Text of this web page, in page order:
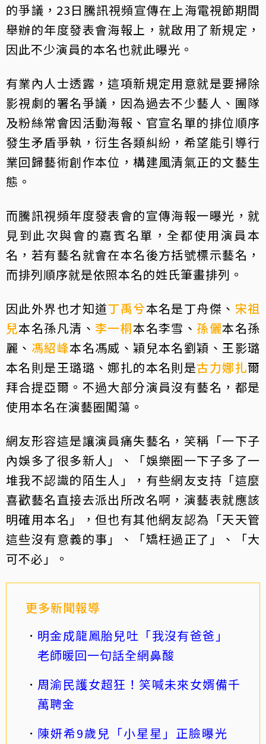
的爭議，23日騰訊視頻宣傳在上海電視節期間
舉辦的年度發表會海報上，就啟用了新規定，
因此不少演員的本名也就此曝光。
有業內人士透露，這項新規定用意就是要掃除
影視劇的署名爭議，因為過去不少藝人、團隊
及粉絲常會因活動海報、官宣名單的排位順序
發生矛盾爭執，衍生各類糾紛，希望能引導行
業回歸藝術創作本位，構建風清氣正的文藝生
態。
而騰訊視頻年度發表會的宣傳海報一曝光，就
見到此次與會的嘉賓名單，全都使用演員本
名，若有藝名就會在本名後方括號標示藝名，
而排列順序就是依照本名的姓氏筆畫排列。
因此外界也才知道丁禹兮本名是丁舟傑、 宋祖
兒本名孫凡清、 李一桐本名李雪、 孫儷本名孫
麗、 馮紹峰本名馮威、穎兒本名劉穎、王影璐
本名則是王璐璐、娜扎的本名則是古力娜扎爾
拜合提亞爾。不過大部分演員沒有藝名，都是
使用本名在演藝圈闖蕩。
網友形容這是讓演員痛失藝名，笑稱「一下子
內娛多了很多新人」、「娛樂圈一下子多了一
堆我不認識的陌生人」，有些網友支持「這麼
喜歡藝名直接去派出所改名啊，演藝表就應該
明確用本名」，但也有其他網友認為「天天管
這些沒有意義的事」、「矯枉過正了」、「大
可不必」。
更多新聞報導
明金成龍鳳胎兒吐「我沒有爸爸」
老師暖回一句話全網鼻酸
周渝民護女超狂！笑喊未來女婿備千
萬聘金
陳妍希9歲兒「小星星」正臉曝光